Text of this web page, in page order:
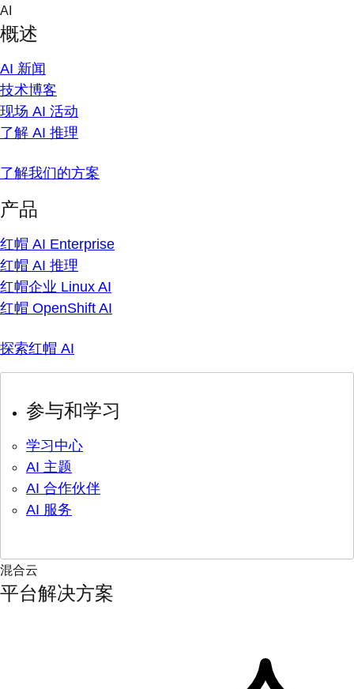
Skip
content
AI
概述
AI 新闻
技术博客
现场 AI 活动
了解 AI 推理
了解我们的方案
产品
红帽 AI Enterprise
红帽 AI 推理
红帽企业 Linux AI
红帽 OpenShift AI
探索红帽 AI
参与和学习
学习中心
AI 主题
AI 合作伙伴
AI 服务
混合云
平台解决方案